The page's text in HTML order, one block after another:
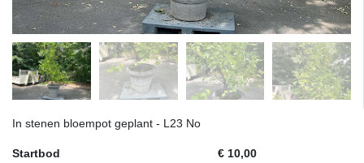
In stenen bloempot geplant - L23 No
Startbod
€ 10,00